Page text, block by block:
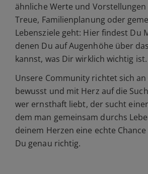
ähnliche Werte und
Treue, Familienplanung oder
Lebensziele geht: Hier findest Du
denen Du auf Augenhöhe über
kannst, was Dir wirklich wichtig ist.
Unsere Community richtet sich an
bewusst und mit Herz auf die
wer ernsthaft liebt, der sucht
dem man gemeinsam durchs
deinem Herzen eine echte
Du genau richtig.